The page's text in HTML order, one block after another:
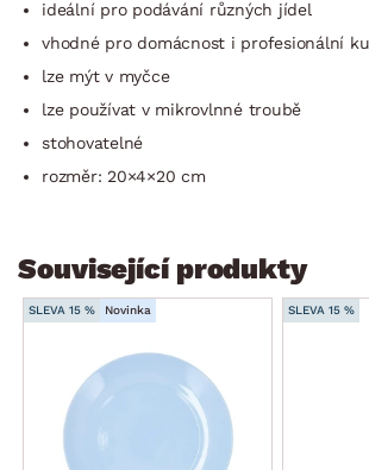
ideální pro podávání různých jídel
vhodné pro domácnost i profesionální
lze mýt v myčce
lze používat v mikrovlnné troubě
stohovatelné
rozměr: 20×4×20 cm
Související produkty
SLEVA 15 % Novinka SLEVA 15 %